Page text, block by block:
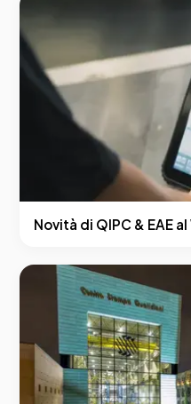
Novità di QIPC & EAE al